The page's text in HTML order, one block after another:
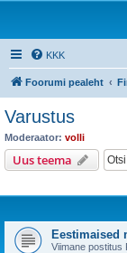
KKK
Foorumi pealeht
Varustus
Moderaator: volli
Uus teema
Eestimaised
Viimane postitus